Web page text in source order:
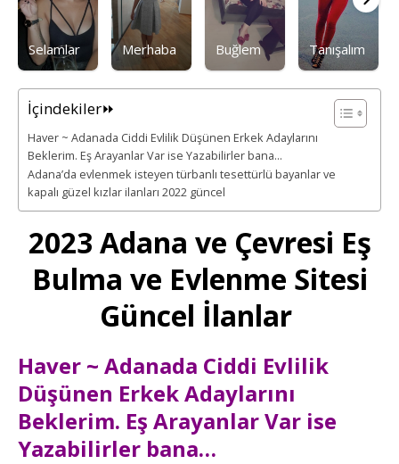
Selamlar Merhaba Buğlem Tanışalım
İçindekiler⏩
Haver ~ Adanada Ciddi Evlilik Düşünen Erkek Adaylarını
Beklerim. Eş Arayanlar Var ise Yazabilirler bana…
Adana’da evlenmek isteyen türbanlı tesettürlü bayanlar ve
kapalı güzel kızlar ilanları 2022 güncel
2023 Adana ve Çevresi Eş
Bulma ve Evlenme Sitesi
Güncel İlanlar
Haver ~ Adanada Ciddi Evlilik
Düşünen Erkek Adaylarını
Beklerim. Eş Arayanlar Var ise
Yazabilirler bana…